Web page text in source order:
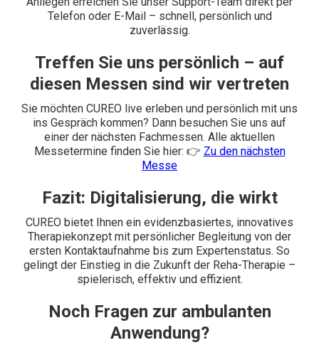
Telefon oder E-Mail – schnell, persönlich und
zuverlässig.
Treffen Sie uns persönlich – auf
diesen Messen sind wir vertreten
Sie möchten CUREO live erleben und persönlich mit uns
ins Gespräch kommen? Dann besuchen Sie uns auf
einer der nächsten Fachmessen. Alle aktuellen
Messetermine finden Sie hier: 👉 Zu den nächsten
Messe
Fazit: Digitalisierung, die wirkt
CUREO bietet Ihnen ein evidenzbasiertes, innovatives
Therapiekonzept mit persönlicher Begleitung von der
ersten Kontaktaufnahme bis zum Expertenstatus. So
gelingt der Einstieg in die Zukunft der Reha-Therapie –
spielerisch, effektiv und effizient.
Noch Fragen zur ambulanten
Anwendung?